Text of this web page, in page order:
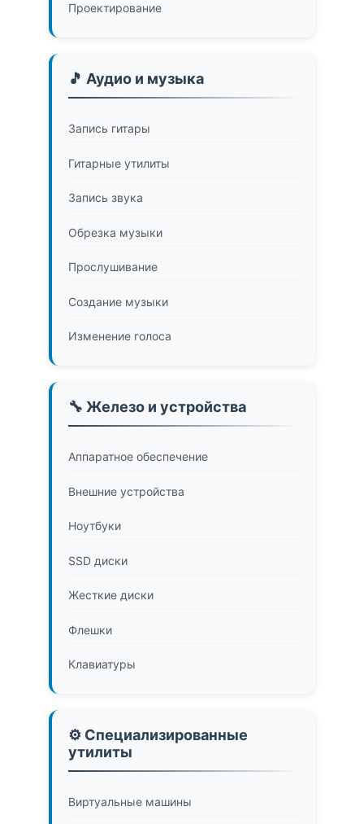
Проектирование
🎵 Аудио и музыка
Запись гитары
Гитарные утилиты
Запись звука
Обрезка музыки
Прослушивание
Создание музыки
Изменение голоса
🔧 Железо и устройства
Аппаратное обеспечение
Внешние устройства
Ноутбуки
SSD диски
Жесткие диски
Флешки
Клавиатуры
⚙️ Специализированные
утилиты
Виртуальные машины